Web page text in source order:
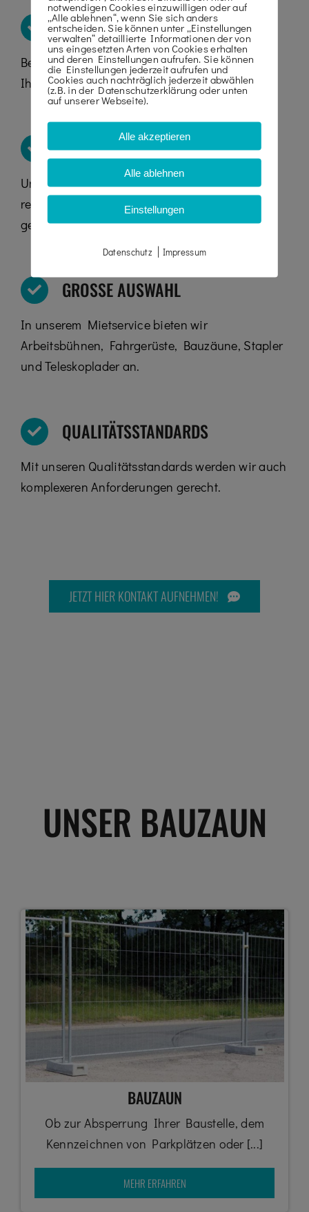
MASCHINEN FÜR JEDEN BEREICH
Bei uns finden Sie die passende Maschine für
Ihren Arbeitsbereich.
STETS GEWARTETE MASCHINEN
Unsere Maschinen werden von uns in
regelmäßigen Abständen überprüft und
gewartet.
GROSSE AUSWAHL
In unserem Mietservice bieten wir
Arbeitsbühnen, Fahrgerüste, Bauzäune, Stapler
und Teleskoplader an.
QUALITÄTSSTANDARDS
Mit unseren Qualitätsstandards werden wir auch
komplexeren Anforderungen gerecht.
JETZT HIER KONTAKT AUFNEHMEN!
UNSER BAUZAUN
BAUZAUN
Ob zur Absperrung Ihrer Baustelle, dem
Kennzeichnen von Parkplätzen oder [...]
MEHR ERFAHREN
notwendigen Cookies einzuwilligen oder auf
„Alle ablehnen“, wenn Sie sich anders
entscheiden. Sie können unter „Einstellungen
verwalten“ detaillierte Informationen der von
uns eingesetzten Arten von Cookies erhalten
und deren Einstellungen aufrufen. Sie können
die Einstellungen jederzeit aufrufen und
Cookies auch nachträglich jederzeit abwählen
(z.B. in der Datenschutzerklärung oder unten
auf unserer Webseite).
Alle akzeptieren
Alle ablehnen
Einstellungen
Datenschutz| Impressum